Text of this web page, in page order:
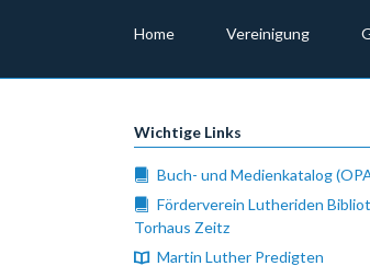
Home Vereinigung
Wichtige Links
Buch- und Medienkatalog
Förderverein Lutheriden
Torhaus Zeitz
Martin Luther Predigten